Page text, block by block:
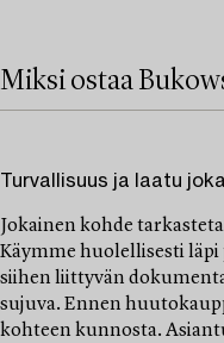
Miksi ostaa
Turvallisuus ja laatu
Jokainen kohde
Käymme huolellisesti
siihen liittyvän
sujuva. Ennen
kohteen kunnosta.